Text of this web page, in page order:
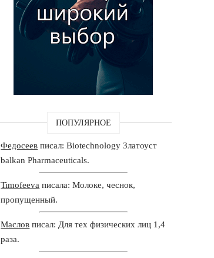
ПОПУЛЯРНОЕ
Федосеев писал: Biotechnology Златоуст
balkan Pharmaceuticals.
Timofeeva писала: Молоке, чеснок,
пропущенный.
Маслов писал: Для тех физических лиц 1,4
раза.